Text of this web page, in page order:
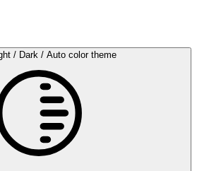
/ Dark / Auto color theme